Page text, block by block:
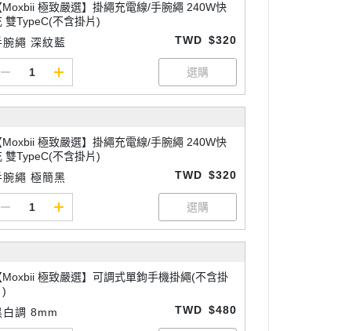
Moxbii 極致嚴選】掛繩充電線/手腕繩 240W快
雙TypeC(不含掛片)
腕繩 深紋藍
TWD $320
Moxbii 極致嚴選】掛繩充電線/手腕繩 240W快
雙TypeC(不含掛片)
腕繩 極簡黑
TWD $320
Moxbii 極致嚴選】可調式單鉤手機掛繩(不含掛
)
白調 8mm
TWD $480